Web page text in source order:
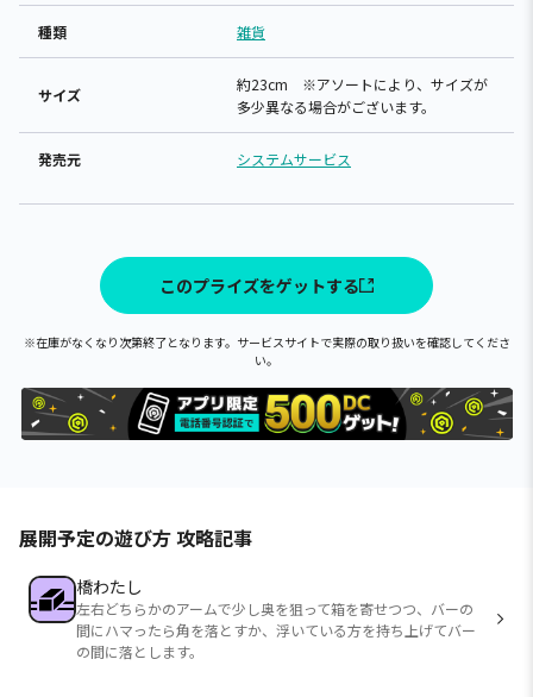
種類 雑貨
サイズ
約23cm ※アソートにより、サイズが
多少異なる場合がございます。
発売元 システムサービス
このプライズをゲットする
※在庫がなくなり次第終了となります。サービスサイトで実際の取り扱いを確認してくださ
い。
展開予定の遊び方 攻略記事
橋わたし
左右どちらかのアームで少し奥を狙って箱を寄せつつ、バーの
間にハマったら角を落とすか、浮いている方を持ち上げてバー
の間に落とします。